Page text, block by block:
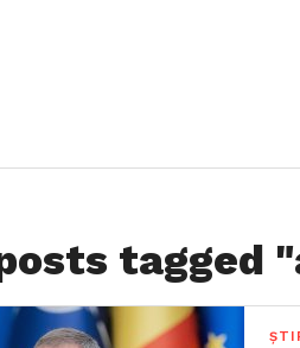
tagged